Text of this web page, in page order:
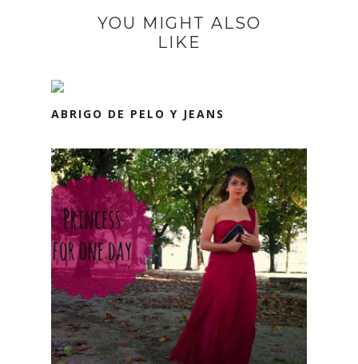
YOU MIGHT ALSO
LIKE
ABRIGO DE PELO Y JEANS